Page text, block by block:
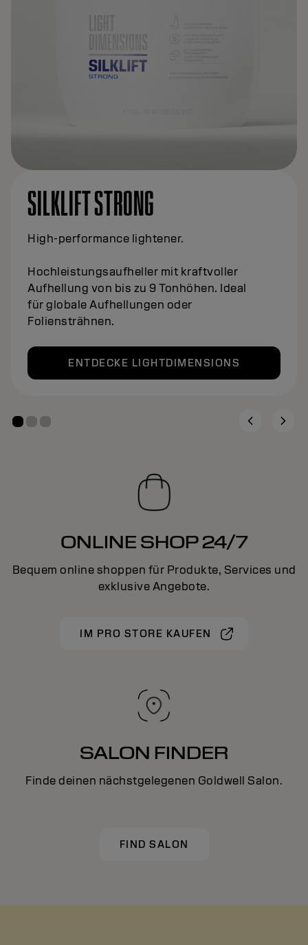
SILKLIFT 2 IN 1 SERUM
Ultrakonzentriertes Pflege- und
intensive Pflege mit nur wenigen Pumphüben.
ENTDECKE LIGHTDIMENSIONS
ONLINE SHOP 24/7
Bequem online shoppen für Produkte, Services und
exklusive Angebote.
IM PRO STORE KAUFEN
SALON FINDER
Finde deinen nächstgelegenen Goldwell Salon.
FIND SALON